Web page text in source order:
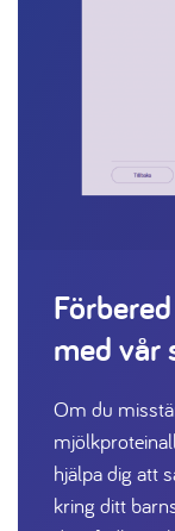
med vår
Om du
hjälpa dig att
kring ditt